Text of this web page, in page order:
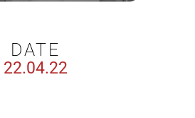
DATE
22.04.22